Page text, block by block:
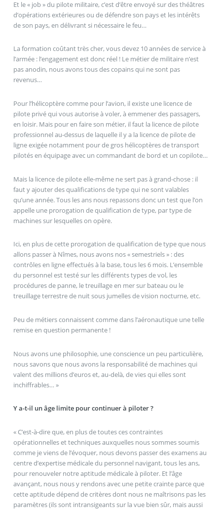
Et le « job » du pilote militaire, c’est d’être envoyé sur des théâtres
d’opérations extérieures ou de défendre son pays et les intérêts
de son pays, en délivrant si nécessaire le feu…
La formation coûtant très cher, vous devez 10 années de service à
l’armée : l’engagement est donc réel ! Le métier de militaire n’est
pas anodin, nous avons tous des copains qui ne sont pas
revenus…
Pour l’hélicoptère comme pour l’avion, il existe une licence de
pilote privé qui vous autorise à voler, à emmener des passagers,
en loisir. Mais pour en faire son métier, il faut la licence de pilote
professionnel au-dessus de laquelle il y a la licence de pilote de
ligne exigée notamment pour de gros hélicoptères de transport
pilotés en équipage avec un commandant de bord et un copilote…
Mais la licence de pilote elle-même ne sert pas à grand-chose : il
faut y ajouter des qualifications de type qui ne sont valables
qu’une année. Tous les ans nous repassons donc un test que l’on
appelle une prorogation de qualification de type, par type de
machines sur lesquelles on opère.
Ici, en plus de cette prorogation de qualification de type que nous
allons passer à Nîmes, nous avons nos « semestriels » : des
contrôles en ligne effectués à la base, tous les 6 mois. L’ensemble
du personnel est testé sur les différents types de vol, les
procédures de panne, le treuillage en mer sur bateau ou le
treuillage terrestre de nuit sous jumelles de vision nocturne, etc.
Peu de métiers connaissent comme dans l’aéronautique une telle
remise en question permanente !
Nous avons une philosophie, une conscience un peu particulière,
nous savons que nous avons la responsabilité de machines qui
valent des millions d’euros et, au-delà, de vies qui elles sont
inchiffrables… »
Y a-t-il un âge limite pour continuer à piloter ?
« C’est-à-dire que, en plus de toutes ces contraintes
opérationnelles et techniques auxquelles nous sommes soumis
comme je viens de l’évoquer, nous devons passer des examens au
centre d’expertise médicale du personnel navigant, tous les ans,
pour renouveler notre aptitude médicale à piloter. Et l’âge
avançant, nous nous y rendons avec une petite crainte parce que
cette aptitude dépend de critères dont nous ne maîtrisons pas les
paramètres (ils sont intransigeants sur la vue bien sûr, mais aussi